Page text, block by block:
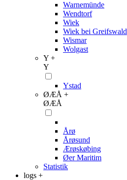
Warnemünde
Wendtorf
Wiek
Wiek bei Greifswald
Wismar
Wolgast
Y +
Y
Ystad
ØÆÅ +
ØÆÅ
Årø
Årøsund
Ærøskøbing
Øer Maritim
Statistik
logs +